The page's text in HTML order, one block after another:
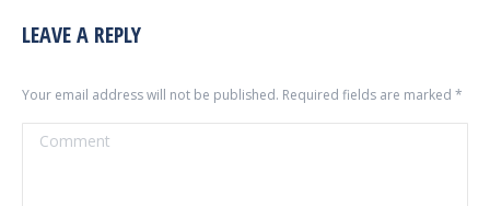
LEAVE A REPLY
Your email address will not be published. Required fields are marked *
Comment